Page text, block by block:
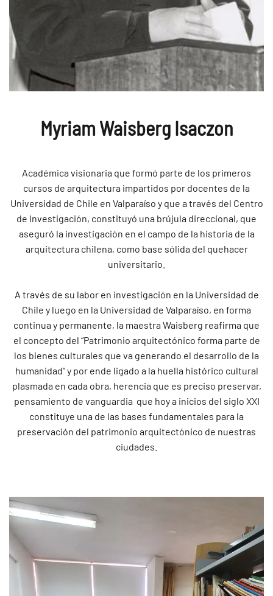
Myriam Waisberg Isaczon
Académica visionaria que formó parte de los primeros
cursos de arquitectura impartidos por docentes de la
Universidad de Chile en Valparaíso y que a través del Centro
de Investigación, constituyó una brújula direccional, que
aseguró la investigación en el campo de la historia de la
arquitectura chilena, como base sólida del quehacer
universitario.
A través de su labor en investigación en la Universidad de
Chile y luego en la Universidad de Valparaíso, en forma
continua y permanente, la maestra Waisberg reafirma que
el concepto del “Patrimonio arquitectónico forma parte de
los bienes culturales que va generando el desarrollo de la
humanidad” y por ende ligado a la huella histórico cultural
plasmada en cada obra, herencia que es preciso preservar,
pensamiento de vanguardia que hoy a inicios del siglo XXI
constituye una de las bases fundamentales para la
preservación del patrimonio arquitectónico de nuestras
ciudades.